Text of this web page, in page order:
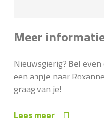
Meer
Nieuwsgierig? Bel
een appje naar Roxanne
graag van je!
Lees meer